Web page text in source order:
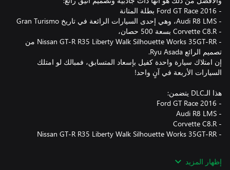
- Nissan GT-R R35 Liberty Walk Silhouette Works 35GT-RR من
إن امتلاك سيارة واحدة كفيل بإسعاد المتسابق، فمبالك لو امتلك
Pass Vol. 1.
إظهار المزيد